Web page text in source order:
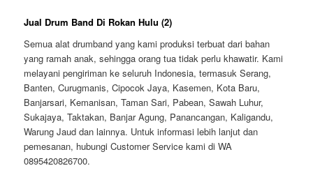
Jual Drum Band Di Rokan Hulu (2)
Semua alat drumband yang kami produksi terbuat dari bahan
yang ramah anak, sehingga orang tua tidak perlu khawatir. Kami
melayani pengiriman ke seluruh Indonesia, termasuk Serang,
Banten, Curugmanis, Cipocok Jaya, Kasemen, Kota Baru,
Banjarsari, Kemanisan, Taman Sari, Pabean, Sawah Luhur,
Sukajaya, Taktakan, Banjar Agung, Panancangan, Kaligandu,
Warung Jaud dan lainnya. Untuk informasi lebih lanjut dan
pemesanan, hubungi Customer Service kami di WA
0895420826700.